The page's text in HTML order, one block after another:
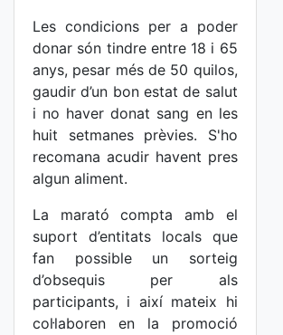
Les condicions per a poder
donar són tindre entre 18 i 65
anys, pesar més de 50 quilos,
gaudir d’un bon estat de salut
i no haver donat sang en les
huit setmanes prèvies. S'ho
recomana acudir havent pres
algun aliment.
La marató compta amb el
suport d’entitats locals que
fan possible un sorteig
d’obsequis per als
participants, i així mateix hi
col·laboren en la promoció